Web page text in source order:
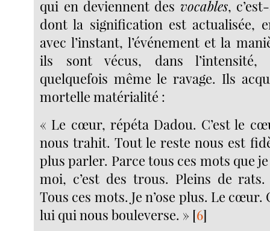
qui en deviennent des vocables,
dont la signification est actualisée,
avec l’instant, l’événement et la
ils sont vécus, dans
quelquefois même le ravage. Ils
mortelle matérialité :
« Le cœur, répéta Dadou. C’est le
nous trahit. Tout le reste nous est
plus parler. Parce tous ces mots que
moi, c’est des trous. Pleins de rats.
Tous ces mots. Je n’ose plus. Le cœur.
lui qui nous bouleverse. » [6]